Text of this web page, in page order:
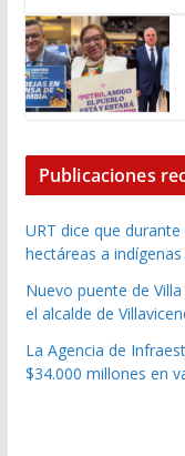
Publicaciones
URT dice que
hectáreas a
Nuevo puente de
el alcalde de
La Agencia de
$34.000 millones en